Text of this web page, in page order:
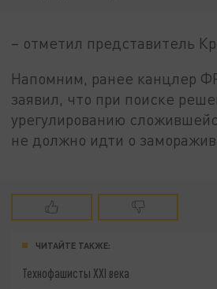
– отметил представитель
Напомним, ранее канцлер
заявил, что при поиске
урегулированию
не должно идти о
ЧИТАЙТЕ ТАКЖЕ:
Технофашисты XXI века